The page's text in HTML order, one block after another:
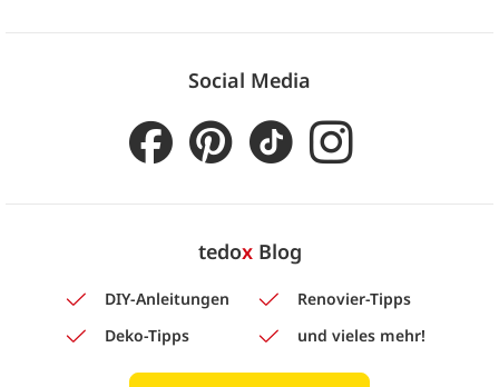
Social Media
tedoxBlog
DIY-Anleitungen
Renovier-Tipps
Deko-Tipps
und vieles mehr!